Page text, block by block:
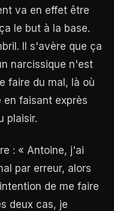
va en effet être
le but à la base.
Il s'avère que ça
narcissique n'est
faire du mal, là où
en faisant exprès
plaisir.
: « Antoine, j'ai
par erreur, alors
de me faire
deux cas, je